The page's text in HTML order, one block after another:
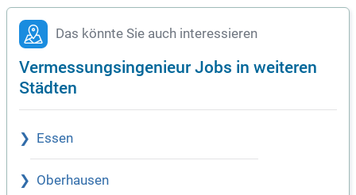
Das könnte Sie auch interessieren
Vermessungsingenieur Jobs in weiteren
Städten
Essen
Oberhausen